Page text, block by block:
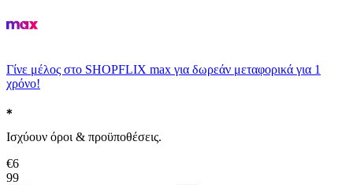
Γίνε μέλος στο SHOPFLIX max για δωρεάν μεταφορικά για 1
χρόνο!
Ισχύουν όροι & προϋποθέσεις.
€6
99